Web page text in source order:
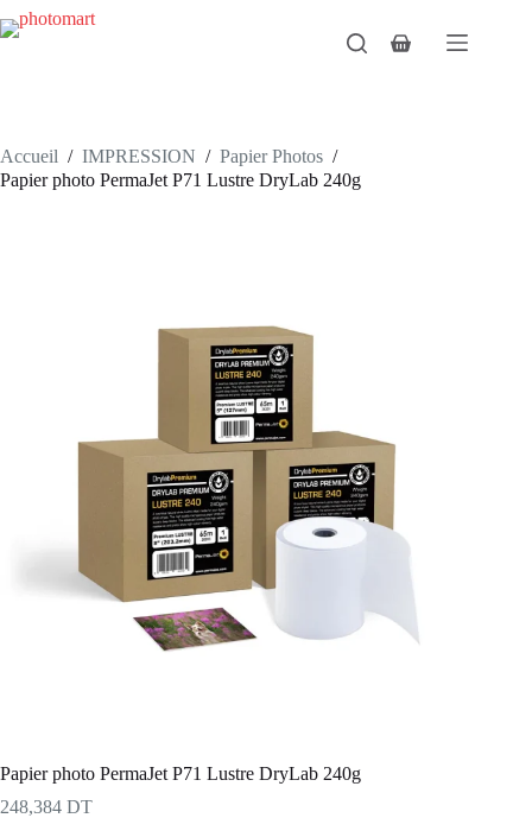
Passer
au
Panier
Accueil / IMPRESSION / Papier Photos /
Papier photo PermaJet P71 Lustre DryLab 240g
Papier photo PermaJet P71 Lustre DryLab 240g
248,384 DT